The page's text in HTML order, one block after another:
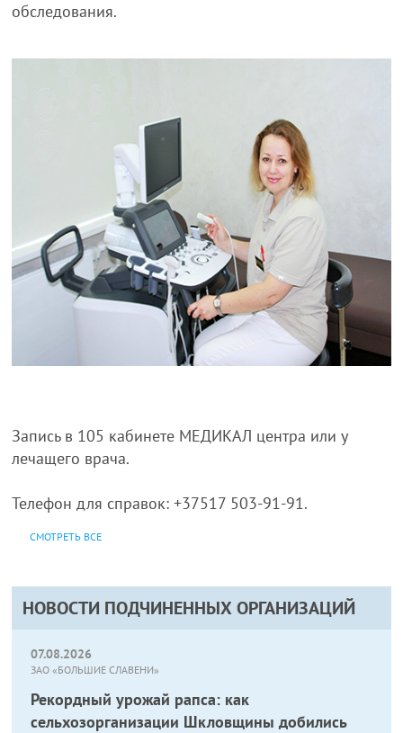
НОВОСТИ ПОДЧИНЕННЫХ ОРГАНИЗАЦИЙ
07.08.2026
ЗАО «БОЛЬШИЕ СЛАВЕНИ»
Рекордный урожай рапса: как
сельхозорганизации Шкловщины добились
обследования.
Запись в 105 кабинете МЕДИКАЛ центра или у
лечащего врача.
Телефон для справок: +37517 503-91-91.
СМОТРЕТЬ ВСЕ